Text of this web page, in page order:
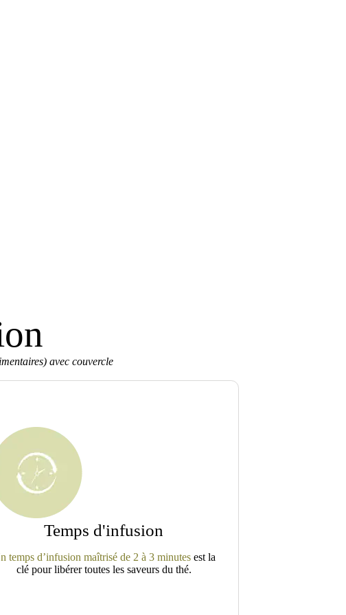
avec couvercle
Temps d'infusion
temps d’infusion maîtrisé de 2 à 3 minutesest la
clé pour libérer toutes les saveurs du thé.